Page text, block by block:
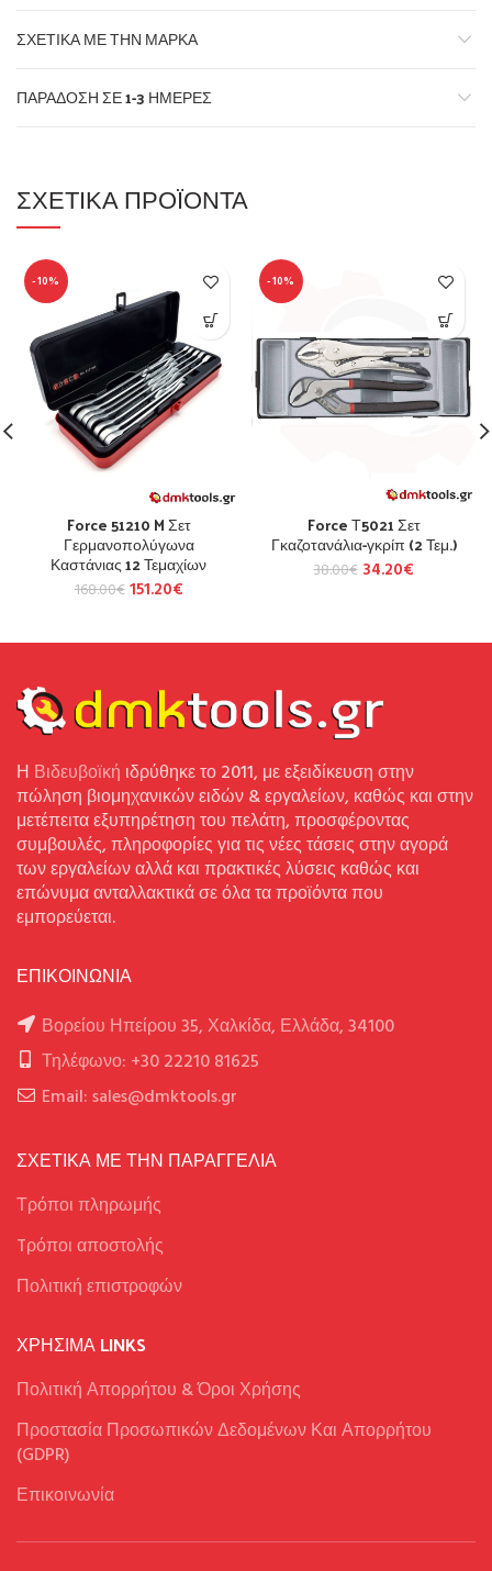
ΣΧΕΤΙΚΆ ΜΕ ΤΗΝ ΜΆΡΚΑ
ΠΑΡΆΔΟΣΗ ΣΕ 1-3 ΗΜΈΡΕΣ
ΣΧΕΤΙΚΆ ΠΡΟΪΌΝΤΑ
-10%
Force 51210 M Σετ
Γερμανοπολύγωνα
Καστάνιας 12 Τεμαχίων
168.00€ 151.20€
-10%
Force Τ5021 Σετ
Γκαζοτανάλια-γκρίπ (2 Τεμ.)
38.00€ 34.20€
Η Βιδευβοϊκή ιδρύθηκε το 2011, με εξειδίκευση στην
πώληση βιομηχανικών ειδών & εργαλείων, καθώς και στην
μετέπειτα εξυπηρέτηση του πελάτη, προσφέροντας
συμβουλές, πληροφορίες για τις νέες τάσεις στην αγορά
των εργαλείων αλλά και πρακτικές λύσεις καθώς και
επώνυμα ανταλλακτικά σε όλα τα προϊόντα που
εμπορεύεται.
ΕΠΙΚΟΙΝΩΝΙΑ
Βορείου Ηπείρου 35, Χαλκίδα, Ελλάδα, 34100
Τηλέφωνο: +30 22210 81625
Email: sales@dmktools.gr
ΣΧΕΤΙΚΑ ΜΕ ΤΗΝ ΠΑΡΑΓΓΕΛΙΑ
Τρόποι πληρωμής
Tρόποι αποστολής
Πολιτική επιστροφών
ΧΡΉΣΙΜΑ LINKS
Πολιτική Απορρήτου & Όροι Χρήσης
Προστασία Προσωπικών Δεδομένων Και Απορρήτου
(GDPR)
Επικοινωνία